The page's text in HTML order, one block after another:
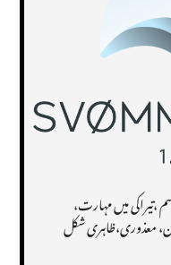
میں مہارت،
معذوری،ظاہری شکل